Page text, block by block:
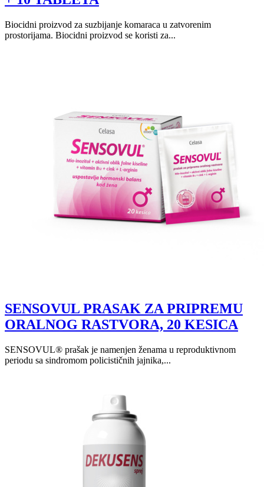
Biocidni proizvod za suzbijanje komaraca u zatvorenim
prostorijama. Biocidni proizvod se koristi za...
SENSOVUL PRASAK ZA PRIPREMU
ORALNOG RASTVORA, 20 KESICA
SENSOVUL® prašak je namenjen ženama u reproduktivnom
periodu sa sindromom policističnih jajnika,...